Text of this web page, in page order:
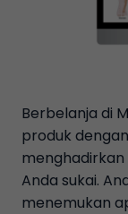
Berbelanja di
produk
Anda sukai.
menemukan